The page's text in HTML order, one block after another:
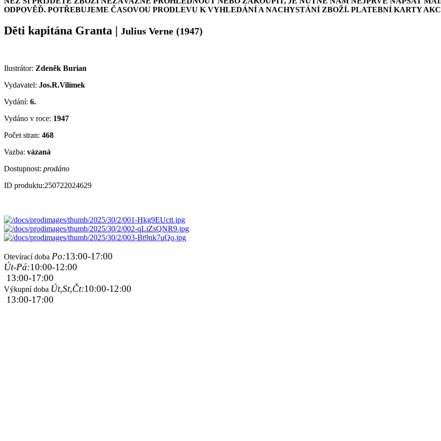
ODPOVĚĎ. POTŘEBUJEME ČASOVOU PRODLEVU K VYHLEDÁNÍ A NACHYSTÁNÍ ZBOŽÍ. PLATEBNÍ KARTY
Děti kapitána Granta | Julius Verne (1947)
Ilustrátor: Zdeněk Burian
Vydavatel: Jos.R.Vilímek
Vydání: 6.
Vydáno v roce: 1947
Počet stran: 468
Vazba: vázaná
Dostupnost: prodáno
ID produktu:250722024629
Otevírací doba Po:13:00-17:00
Út-Pá:10:00-12:00
13:00-17:00
Výkupní doba Út,St,Čt:10:00-12:00
13:00-17:00